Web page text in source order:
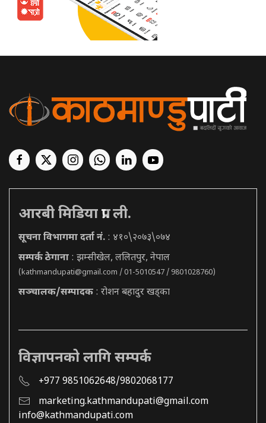
आरबी मिडिया प्रा. ली.
सूचना विभागमा दर्ता नं. : ४१०\२०७३\०७४
सम्पर्क ठेगाना : झम्सीखेल, ललितपुर, नेपाल
(kathmandupati@gmail.com / 01-5010547 / 9801028760)
सञ्चालक/सम्पादक : रोशन बहादुर खड्का
विज्ञापनको लागि सम्पर्क
+977 9851062648/9802068177
marketing.kathmandupati@gmail.com
info@kathmandupati.com